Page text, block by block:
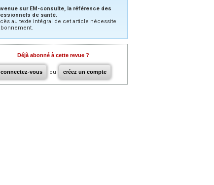
sur EM-consulte, la référence des
de santé.
au texte intégral de cet article nécessite
Déjà abonné à cette revue ?
connectez-vous ou créez un compte